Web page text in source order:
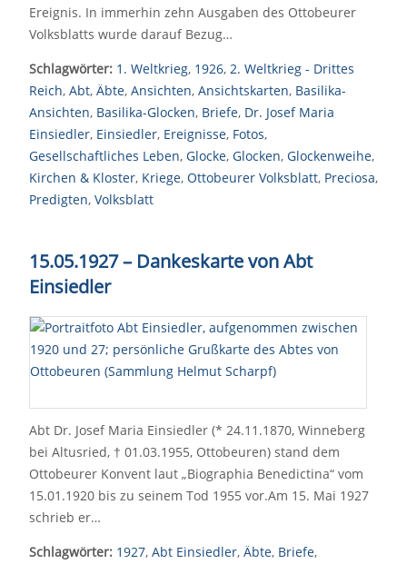
Ereignis. In immerhin zehn Ausgaben des Ottobeurer
Volksblatts wurde darauf Bezug…
Schlagwörter: 1. Weltkrieg, 1926, 2. Weltkrieg - Drittes
Reich, Abt, Äbte, Ansichten, Ansichtskarten, Basilika-
Ansichten, Basilika-Glocken, Briefe, Dr. Josef Maria
Einsiedler, Einsiedler, Ereignisse, Fotos,
Gesellschaftliches Leben, Glocke, Glocken, Glockenweihe,
Kirchen & Kloster, Kriege, Ottobeurer Volksblatt, Preciosa,
Predigten, Volksblatt
15.05.1927 – Dankeskarte von Abt
Einsiedler
Abt Dr. Josef Maria Einsiedler (* 24.11.1870, Winneberg
bei Altusried, † 01.03.1955, Ottobeuren) stand dem
Ottobeurer Konvent laut „Biographia Benedictina“ vom
15.01.1920 bis zu seinem Tod 1955 vor.Am 15. Mai 1927
schrieb er…
Schlagwörter: 1927, Abt Einsiedler, Äbte, Briefe,